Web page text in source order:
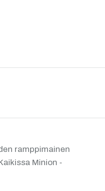
ramppimainen
Minion -